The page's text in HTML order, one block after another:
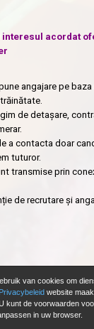
van cookies om
Privacybeleid website
kunt de voorwaarden
in uw browser.
acordat
angajare pe
de detașare,
a contacta doar
tuturor.
transmise prin
de recrutare și
Solliciteer